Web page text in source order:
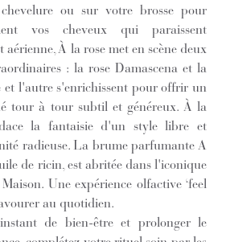
ou sur votre brosse pour
vos cheveux qui paraissent
aérienne, À la rose met en scène deux
: la rose Damascena et la
et l'autre s'enrichissent pour offrir un
tour à tour subtil et généreux. À la
la fantaisie d'un style libre et
radieuse. La brume parfumante A
de ricin, est abritée dans l'iconique
Une expérience olfactive ‘feel
au quotidien.
de bien-être et prolonger le